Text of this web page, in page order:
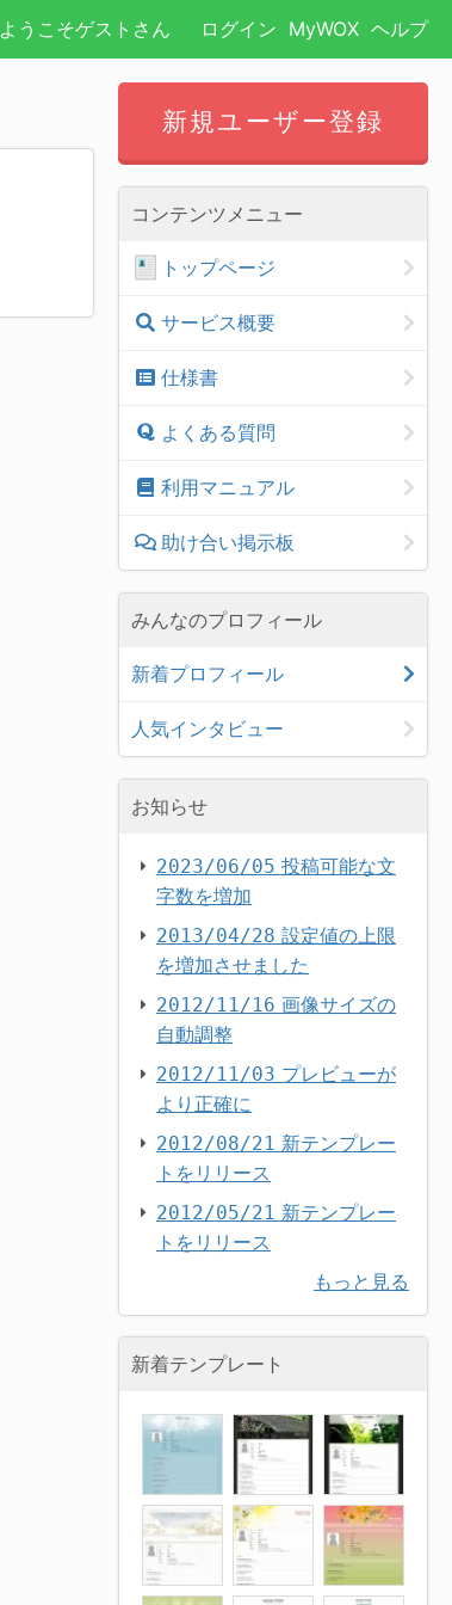
ようこそゲストさん ログイン MyWOX ヘルプ
新規ユーザー登録
コンテンツメニュー
トップページ
サービス概要
仕様書
よくある質問
利用マニュアル
助け合い掲示板
みんなのプロフィール
新着プロフィール
人気インタビュー
お知らせ
2023/06/05 投稿可能な文
字数を増加
2013/04/28 設定値の上限
を増加させました
2012/11/16 画像サイズの
自動調整
2012/11/03 プレビューが
より正確に
2012/08/21 新テンプレー
トをリリース
2012/05/21 新テンプレー
トをリリース
もっと見る
新着テンプレート